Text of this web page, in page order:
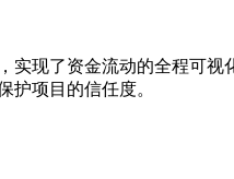
实现了资金流动的全程可
护项目的信任度。